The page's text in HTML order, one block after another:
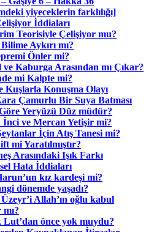
yiyeceklerin farklılığı]
İddiaları
Teorisiyle Çelişiyor mu?
Aykırı mı?
Önler mi?
ve Kaburga Arasından mı Çıkar?
mi Kalpte mi?
Kuşlarla Konuşma Olayı
Çamurlu Bir Suya Batması
Yeryüzü Düz müdür?
İnci ve Mercan Yetişir mi?
İçin Atış Tanesi mi?
mi Yaratılmıştır?
Arasındaki Işık Farkı
Hata İddiaları
kız kardeşi mi?
dönemde yaşadı?
Allah’ın oğlu kabul
Lut’dan önce yok muydu?